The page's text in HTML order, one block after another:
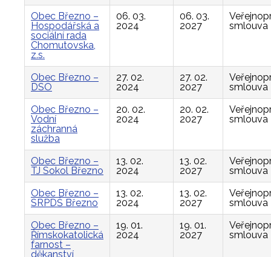
Obec Březno –
Hospodářská a
sociální rada
Chomutovska,
z.s.
06. 03.
2024
06. 03.
2027
smlouva
Obec Březno –
DSO
27. 02.
2024
27. 02.
2027
smlouva
Obec Březno –
Vodní
záchranná
služba
20. 02.
2024
20. 02.
2027
smlouva
Obec Březno –
TJ Sokol Březno
13. 02.
2024
13. 02.
2027
smlouva
Obec Březno –
SRPDŠ Březno
13. 02.
2024
13. 02.
2027
smlouva
Obec Březno –
Římskokatolická
farnost –
děkanství
19. 01.
2024
19. 01.
2027
smlouva